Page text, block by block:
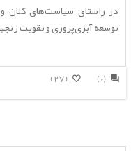
در راستای سیاست‌های کلان
توسعه آبزی‌پروری و تقویت
(27) (0)